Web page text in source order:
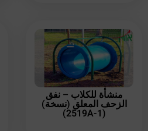
منشأة للكلاب – نفق
الزحف المعلق (نسخة)
(2519A-1)